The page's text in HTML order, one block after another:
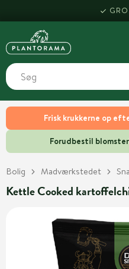
Frisk krukkerne op
Forudbestil
Bolig Madværkstedet
Kettle Cooked